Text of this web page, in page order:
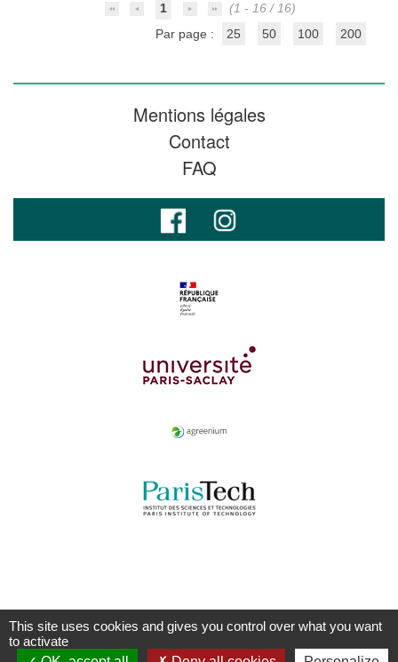
1
(1 - 16 / 16)
Par page :
25 50 100 200
Mentions légales
Contact
FAQ
This site uses cookies and gives you control over what you want
to activate